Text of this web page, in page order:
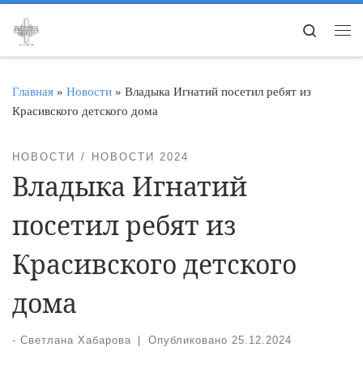
Перейти к содержимому
Search
Главная » Новости » Владыка Игнатий посетил ребят из
Красивского детского дома
НОВОСТИ НОВОСТИ 2024
Владыка Игнатий
посетил ребят из
Красивского детского
дома
- Светлана Хабарова Опубликовано 25.12.2024